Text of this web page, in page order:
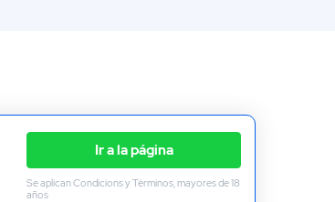
Ir a la página
Se aplican Condicions y Términos, mayores de 18
años